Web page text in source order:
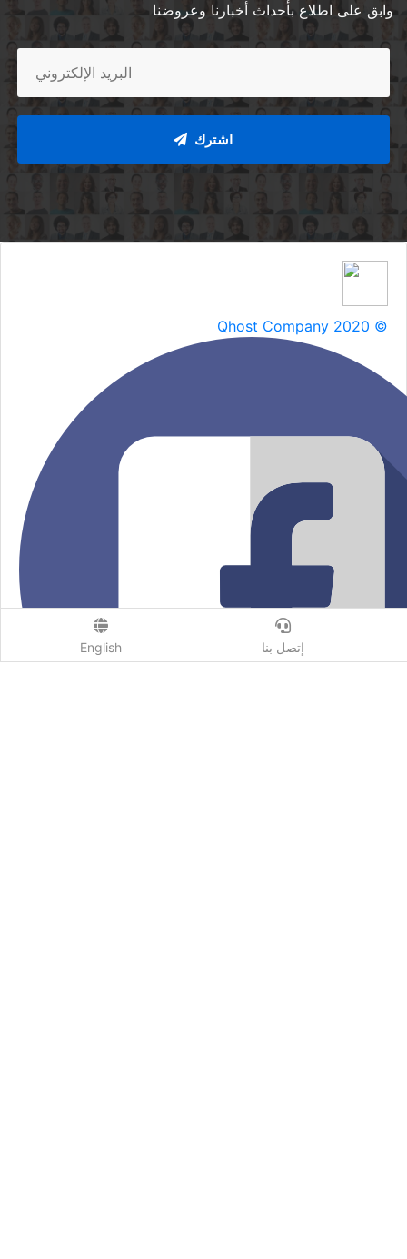
وابق على اطلاع بأحداث أخبارنا وعروضنا
اشترك
إتصل بنا English
Qhost Company 2020 ©